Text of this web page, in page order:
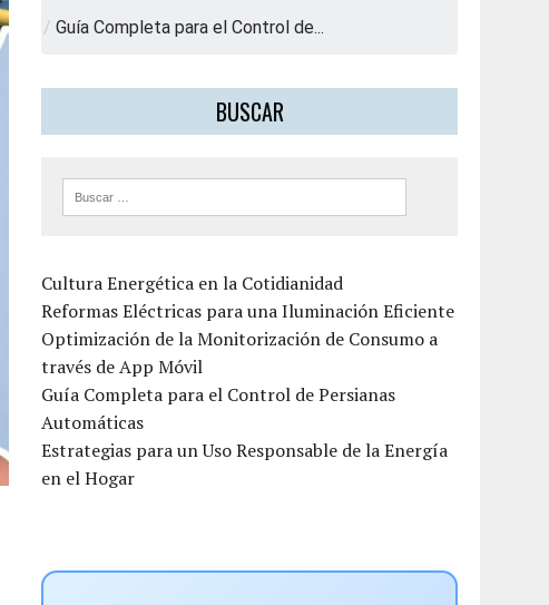
/ Guía Completa para el Control de...
BUSCAR
Cultura Energética en la Cotidianidad
Reformas Eléctricas para una Iluminación Eficiente
Optimización de la Monitorización de Consumo a
través de App Móvil
Guía Completa para el Control de Persianas
Automáticas
Estrategias para un Uso Responsable de la Energía
en el Hogar